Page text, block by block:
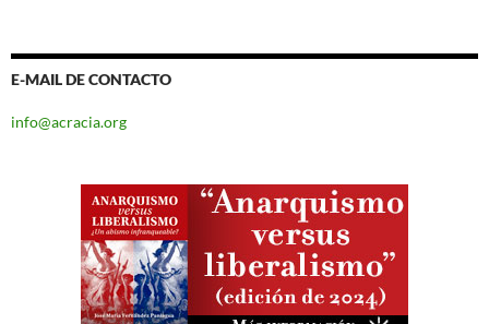
E-MAIL DE CONTACTO
info@acracia.org